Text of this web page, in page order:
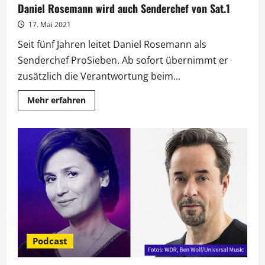
Daniel Rosemann wird auch Senderchef von Sat.1
17. Mai 2021
Seit fünf Jahren leitet Daniel Rosemann als
Senderchef ProSieben. Ab sofort übernimmt er
zusätzlich die Verantwortung beim...
Mehr erfahrenMehr
Informationen
Rosemann
wird
auch
Senderchef
von
Sat.1
Podcast